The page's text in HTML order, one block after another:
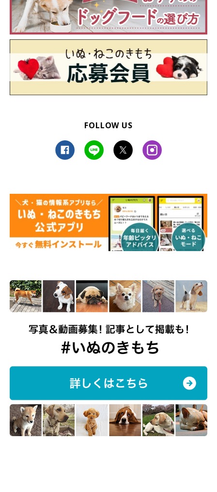
FOLLOW US